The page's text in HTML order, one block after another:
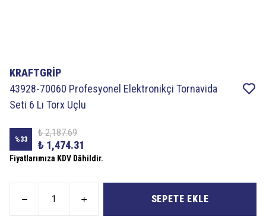
KRAFTGRİP
43928-70060 Profesyonel Elektronikçi Tornavida
Seti 6 Lı Torx Uçlu
%33
₺ 2,187.69
₺ 1,474.31
Fiyatlarımıza KDV Dâhildir.
SEPETE EKLE